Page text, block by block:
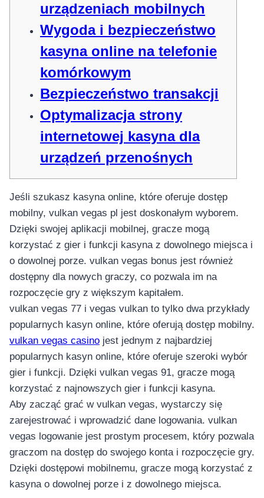
urządzeniach mobilnych
Wygoda i bezpieczeństwo
kasyna online na telefonie
komórkowym
Bezpieczeństwo transakcji
Optymalizacja strony
internetowej kasyna dla
urządzeń przenośnych
Jeśli szukasz kasyna online, które oferuje dostęp
mobilny, vulkan vegas pl jest doskonałym wyborem.
Dzięki swojej aplikacji mobilnej, gracze mogą
korzystać z gier i funkcji kasyna z dowolnego miejsca i
o dowolnej porze. vulkan vegas bonus jest również
dostępny dla nowych graczy, co pozwala im na
rozpoczęcie gry z większym kapitałem.
vulkan vegas 77 i vegas vulkan to tylko dwa przykłady
popularnych kasyn online, które oferują dostęp mobilny.
vulkan vegas casino jest jednym z najbardziej
popularnych kasyn online, które oferuje szeroki wybór
gier i funkcji. Dzięki vulkan vegas 91, gracze mogą
korzystać z najnowszych gier i funkcji kasyna.
Aby zacząć grać w vulkan vegas, wystarczy się
zarejestrować i wprowadzić dane logowania. vulkan
vegas logowanie jest prostym procesem, który pozwala
graczom na dostęp do swojego konta i rozpoczęcie gry.
Dzięki dostępowi mobilnemu, gracze mogą korzystać z
kasyna o dowolnej porze i z dowolnego miejsca.